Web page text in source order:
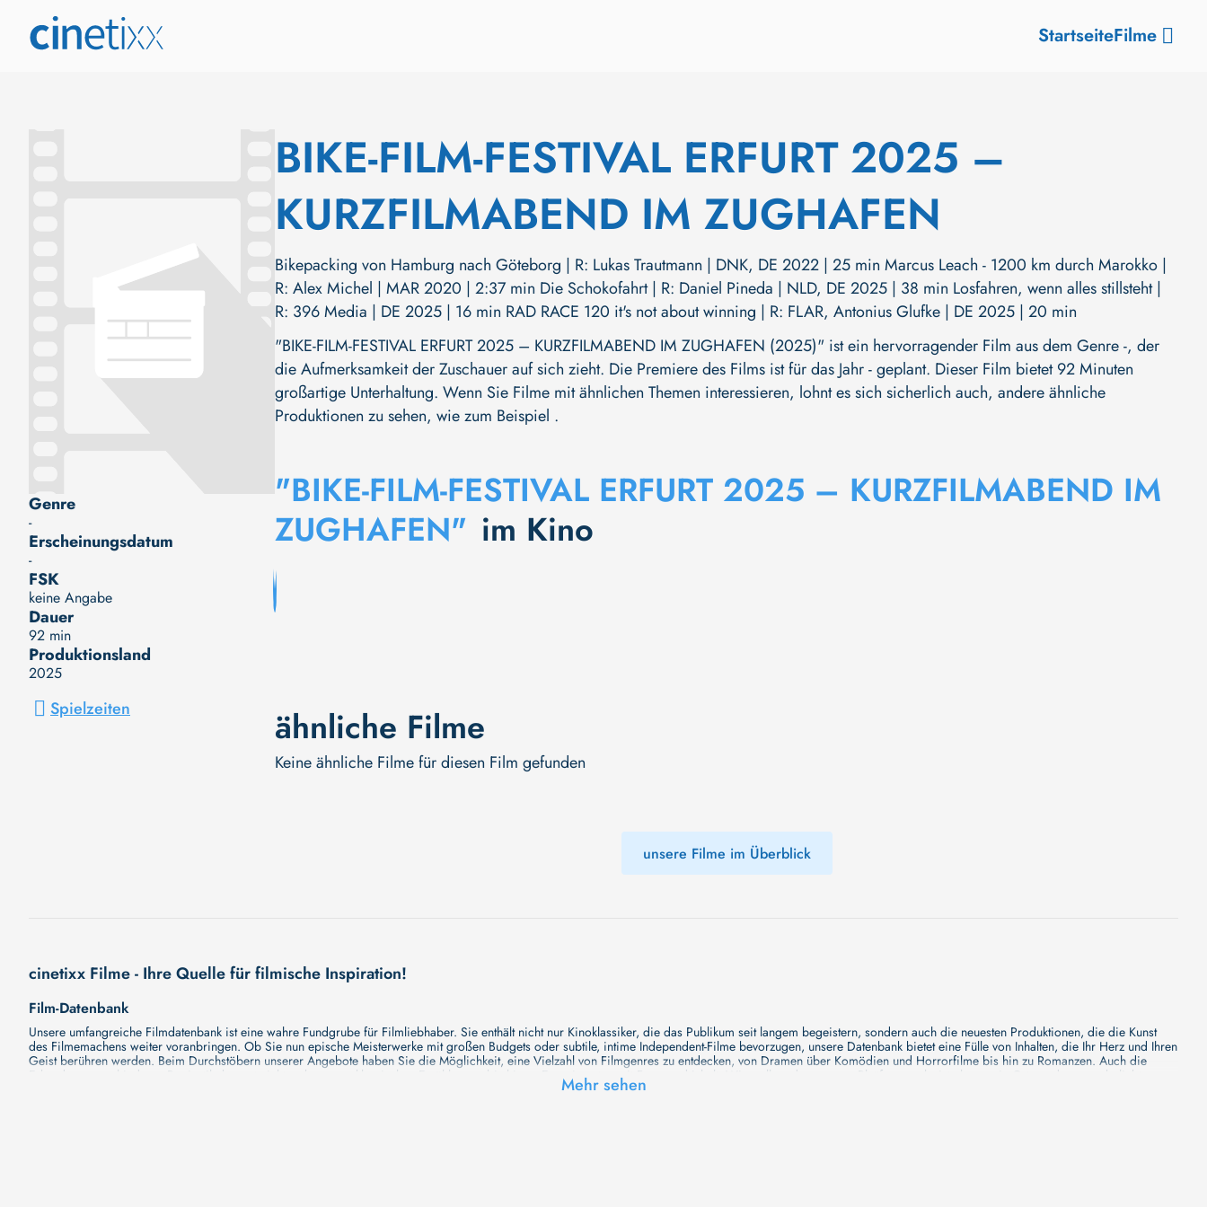
StartseiteFilme
Genre
-
Erscheinungsdatum
-
FSK
keine Angabe
Dauer
92 min
Produktionsland
2025
Spielzeiten
BIKE-FILM-FESTIVAL ERFURT 2025 –
KURZFILMABEND IM ZUGHAFEN
Bikepacking von Hamburg nach Göteborg | R: Lukas Trautmann | DNK, DE 2022 | 25 min Marcus Leach - 1200 km durch Marokko |
R: Alex Michel | MAR 2020 | 2:37 min Die Schokofahrt | R: Daniel Pineda | NLD, DE 2025 | 38 min Losfahren, wenn alles stillsteht |
R: 396 Media | DE 2025 | 16 min RAD RACE 120 it's not about winning | R: FLAR, Antonius Glufke | DE 2025 | 20 min
"BIKE-FILM-FESTIVAL ERFURT 2025 – KURZFILMABEND IM ZUGHAFEN (2025)" ist ein hervorragender Film aus dem Genre -, der
die Aufmerksamkeit der Zuschauer auf sich zieht. Die Premiere des Films ist für das Jahr - geplant. Dieser Film bietet 92 Minuten
großartige Unterhaltung. Wenn Sie Filme mit ähnlichen Themen interessieren, lohnt es sich sicherlich auch, andere ähnliche
Produktionen zu sehen, wie zum Beispiel .
"BIKE-FILM-FESTIVAL ERFURT 2025 – KURZFILMABEND IM
ZUGHAFEN" im Kino
ähnliche Filme
Keine ähnliche Filme für diesen Film gefunden
unsere Filme im Überblick
cinetixx Filme - Ihre Quelle für filmische Inspiration!
Film-Datenbank
Unsere umfangreiche Filmdatenbank ist eine wahre Fundgrube für Filmliebhaber. Sie enthält nicht nur Kinoklassiker, die das Publikum seit langem begeistern, sondern auch die neuesten Produktionen, die die Kunst
des Filmemachens weiter voranbringen. Ob Sie nun epische Meisterwerke mit großen Budgets oder subtile, intime Independent-Filme bevorzugen, unsere Datenbank bietet eine Fülle von Inhalten, die Ihr Herz und Ihren
Geist berühren werden. Beim Durchstöbern unserer Angebote haben Sie die Möglichkeit, eine Vielzahl von Filmgenres zu entdecken, von Dramen über Komödien und Horrorfilme bis hin zu Romanzen. Auch die
Erkundung verschiedener Regiestile kommt nicht zu kurz, von klassischen Erzählungen bis hin zu Experimenten mit Form und Inhalt. Wir wollen, dass unsere Plattform mehr ist als nur ein Ort, an dem man beliebte
Hollywood-Hits findet. Natürlich gibt es auch diese, aber darüber hinaus bemühen wir uns, Meisterwerke des unabhängigen Kinos zu zeigen, die von den Mainstream-Medien oft nicht gewürdigt werden. Aus diesem
Mehr sehen